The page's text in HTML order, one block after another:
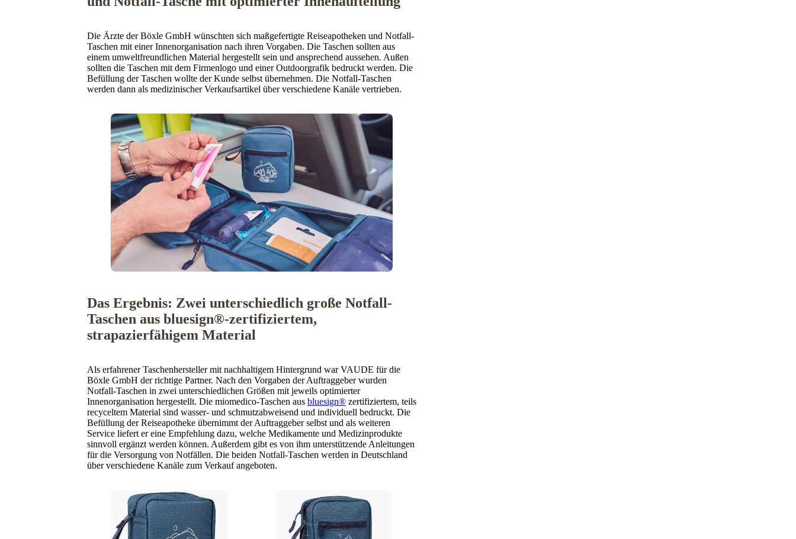
Die Ärzte der Böxle GmbH wünschten sich maßgefertigte Reiseapotheken und Notfall-
Taschen mit einer Innenorganisation nach ihren Vorgaben. Die Taschen sollten aus
einem umweltfreundlichen Material hergestellt sein und ansprechend aussehen. Außen
sollten die Taschen mit dem Firmenlogo und einer Outdoorgrafik bedruckt werden. Die
Befüllung der Taschen wollte der Kunde selbst übernehmen. Die Notfall-Taschen
werden dann als medizinischer Verkaufsartikel über verschiedene Kanäle vertrieben.
Das Ergebnis: Zwei unterschiedlich große Notfall-
Taschen aus bluesign®-zertifiziertem,
strapazierfähigem Material
Als erfahrener Taschenhersteller mit nachhaltigem Hintergrund war VAUDE für die
Böxle GmbH der richtige Partner. Nach den Vorgaben der Auftraggeber wurden
Notfall-Taschen in zwei unterschiedlichen Größen mit jeweils optimierter
Innenorganisation hergestellt. Die miomedico-Taschen aus bluesign® zertifiziertem, teils
recyceltem Material sind wasser- und schmutzabweisend und individuell bedruckt. Die
Befüllung der Reiseapotheke übernimmt der Auftraggeber selbst und als weiteren
Service liefert er eine Empfehlung dazu, welche Medikamente und Medizinprodukte
sinnvoll ergänzt werden können. Außerdem gibt es von ihm unterstützende Anleitungen
für die Versorgung von Notfällen. Die beiden Notfall-Taschen werden in Deutschland
über verschiedene Kanäle zum Verkauf angeboten.